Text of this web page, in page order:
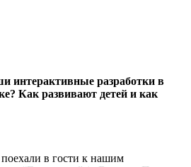
интерактивные разработки в
Как развивают детей и как
в гости к нашим